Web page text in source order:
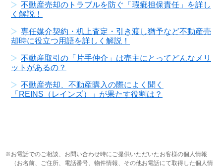
不動産売却のトラブルを防ぐ「瑕疵担保責任」を詳し
く解説！
専任媒介契約・机上査定・引き渡し猶予など不動産売
却時に役立つ用語を詳しく解説！
不動産取引の「片手仲介」は売主にとってどんなメリ
ットがあるの？
不動産売却、不動産購入の際によく聞く
「REINS（レインズ）」が果たす役割は？
お電話でのご相談、お問い合わせ時にご提供いただいたお客様の個人情報
（お名前、ご住所、電話番号、物件情報、その他お電話にて取得した個人情